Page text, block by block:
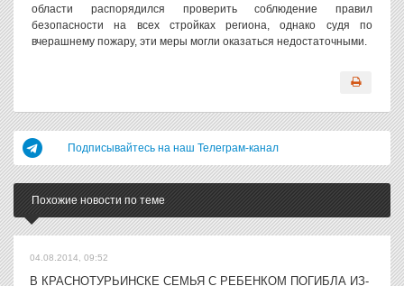
области распорядился проверить соблюдение правил
безопасности на всех стройках региона, однако судя по
вчерашнему пожару, эти меры могли оказаться недостаточными.
Подписывайтесь на наш Телеграм-канал
Похожие новости по теме
04.08.2014, 09:52
В КРАСНОТУРЬИНСКЕ СЕМЬЯ С РЕБЕНКОМ ПОГИБЛА ИЗ-